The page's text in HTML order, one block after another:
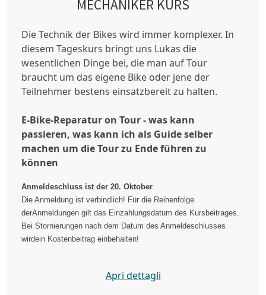
MECHANIKER KURS
Die Technik der Bikes wird immer komplexer. In
diesem Tageskurs bringt uns Lukas die
wesentlichen Dinge bei, die man auf Tour
braucht um das eigene Bike oder jene der
Teilnehmer bestens einsatzbereit zu halten.
E-Bike-Reparatur on Tour - was kann
passieren, was kann ich als Guide selber
machen um die Tour zu Ende führen zu
können
Anmeldeschluss ist der 20. Oktober
Die Anmeldung ist verbindlich! Für die Reihenfolge
derAnmeldungen gilt das Einzahlungsdatum des Kursbeitrages.
Bei Stornierungen nach dem Datum des Anmeldeschlusses
wirdein Kostenbeitrag einbehalten!
Apri dettagli